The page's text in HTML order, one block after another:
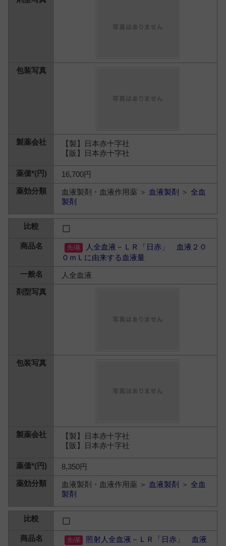
【製】日本赤十字社
【販】日本赤十字社
16,700円
血液製剤・血液作用薬 ＞ 血液製剤 ＞全血
製剤
人全血液－ＬＲ「日赤」 血液２０
０ｍＬに由来する血液量
人全血液
【製】日本赤十字社
【販】日本赤十字社
8,350円
血液製剤・血液作用薬 ＞ 血液製剤 ＞全血
製剤
照射人全血液－ＬＲ「日赤」 血液